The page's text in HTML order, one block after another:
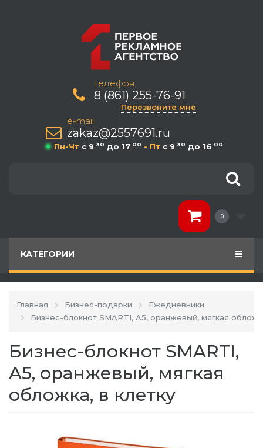
телефон:
8 (861) 255-76-91
Перезвоните мне
e-mail
zakaz@2557691.ru
Пн-Чт c 9 30 до 17 00 - Пт c 9 30 до 16 00
0
КАТЕГОРИИ
Главная Бизнес-подарки
Ежедневники
Бизнес-блокнот SMARTI, A5, оранжевый, мягкая
Бизнес-блокнот SMARTI,
A5, оранжевый, мягкая
обложка, в клетку